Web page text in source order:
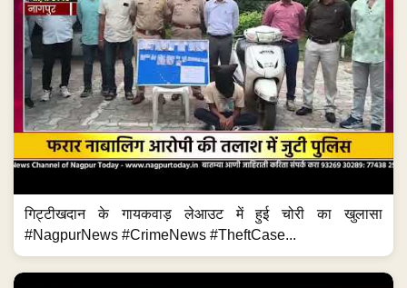
गिट्टीखदान के गायकवाड़ लेआउट में हुई चोरी का खुलासा
#NagpurNews #CrimeNews #TheftCase...